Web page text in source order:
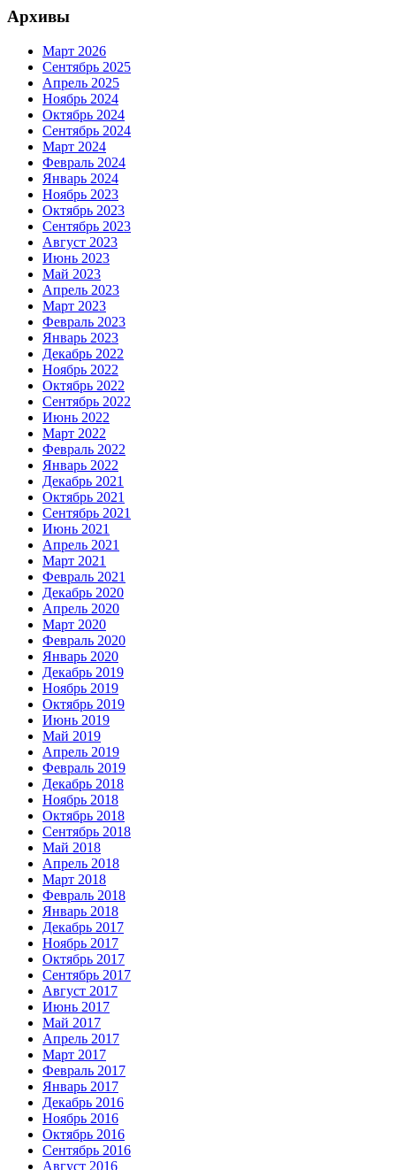
Архивы
Март 2026
Сентябрь 2025
Апрель 2025
Ноябрь 2024
Октябрь 2024
Сентябрь 2024
Март 2024
Февраль 2024
Январь 2024
Ноябрь 2023
Октябрь 2023
Сентябрь 2023
Август 2023
Июнь 2023
Май 2023
Апрель 2023
Март 2023
Февраль 2023
Январь 2023
Декабрь 2022
Ноябрь 2022
Октябрь 2022
Сентябрь 2022
Июнь 2022
Март 2022
Февраль 2022
Январь 2022
Декабрь 2021
Октябрь 2021
Сентябрь 2021
Июнь 2021
Апрель 2021
Март 2021
Февраль 2021
Декабрь 2020
Апрель 2020
Март 2020
Февраль 2020
Январь 2020
Декабрь 2019
Ноябрь 2019
Октябрь 2019
Июнь 2019
Май 2019
Апрель 2019
Февраль 2019
Декабрь 2018
Ноябрь 2018
Октябрь 2018
Сентябрь 2018
Май 2018
Апрель 2018
Март 2018
Февраль 2018
Январь 2018
Декабрь 2017
Ноябрь 2017
Октябрь 2017
Сентябрь 2017
Август 2017
Июнь 2017
Май 2017
Апрель 2017
Март 2017
Февраль 2017
Январь 2017
Декабрь 2016
Ноябрь 2016
Октябрь 2016
Сентябрь 2016
Август 2016